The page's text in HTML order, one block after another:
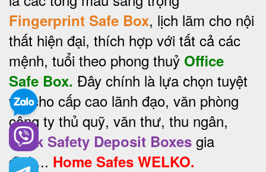
Fingerprint Safe Box, lịch lãm cho nội
thất hiện đại, thích hợp với tất cả các
mệnh, tuổi theo phong thuỷ Office
Safe Box. Đây chính là lựa chọn tuyệt
vời cho cấp cao lãnh đạo, văn phòng
công ty thủ quỹ, văn thư, thu ngân,
Bank Safety Deposit Boxes gia
đình... Home Safes WELKO.